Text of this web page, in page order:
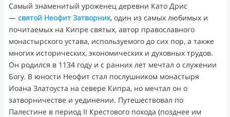
Самый знаменитый уроженец деревни Като Дрис
— святой Неофит Затворник, один из самых любимых и
почитаемых на Кипре святых, автор православного
монастырского устава, используемого до сих пор, а также
многих исторических, экономических и духовных трудов.
Он родился в 1134 году и с ранних лет мечтал о служении
Богу. В юности Неофит стал послушником монастыря
Иоана Златоуста на севере Кипра, но мечтал он о
затворничестве и уединении. Путешествовал по
Палестине в период II Крестового похода (позднее им